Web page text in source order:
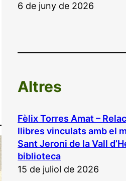
6 de juny de 2026
Altres
Fèlix Torres Amat –
llibres vinculats amb el
Sant Jeroni de la Vall
biblioteca
15 de juliol de 2026